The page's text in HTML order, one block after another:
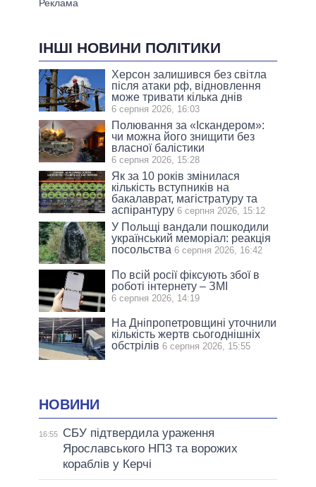
ІНШІ НОВИНИ ПОЛІТИКИ
Херсон залишився без світла
після атаки рф, відновлення
може тривати кілька днів
6 серпня 2026, 16:03
Полювання за «Іскандером»:
чи можна його знищити без
власної балістики
6 серпня 2026, 15:28
Як за 10 років змінилася
кількість вступників на
бакалаврат, магістратуру та
аспірантуру 6 серпня 2026, 15:12
У Польщі вандали пошкодили
український меморіал: реакція
посольства 6 серпня 2026, 16:42
По всій росії фіксують збої в
роботі інтернету – ЗМІ
6 серпня 2026, 14:19
На Дніпропетровщині уточнили
кількість жертв сьогоднішніх
обстрілів 6 серпня 2026, 15:55
НОВИНИ
16:55
СБУ підтвердила ураження
Ярославського НПЗ та ворожих
кораблів у Керчі